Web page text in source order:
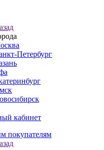
Петербург
кабинет
покупателям